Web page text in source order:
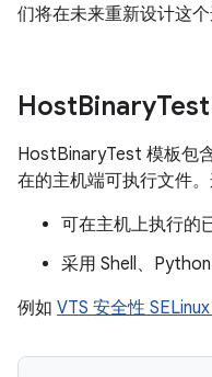
们将在未来重新设计这
HostBinary
HostBinaryTest 模板包
在的主机端可执行文件。
可在主机上执行的
采用 Shell、
例如 VTS 安全性